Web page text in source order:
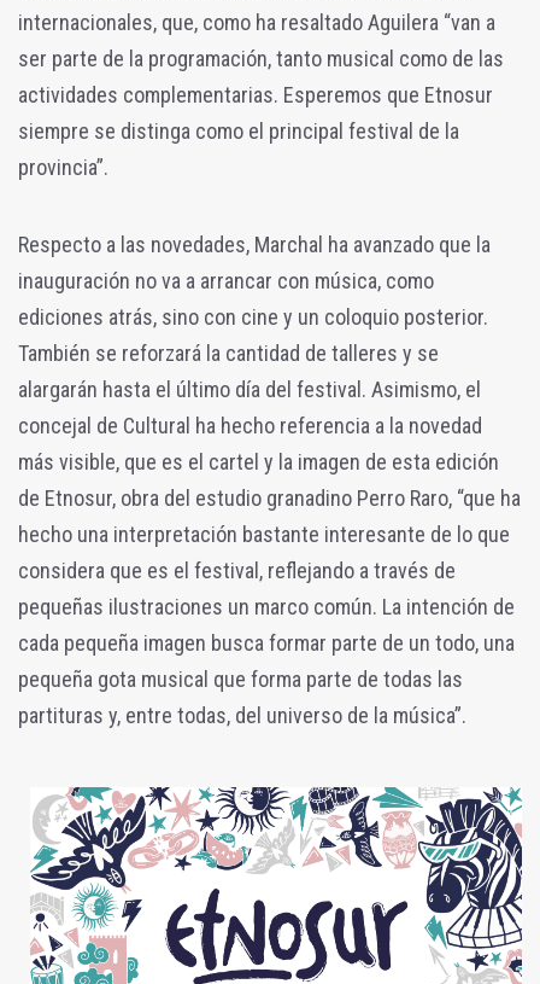
internacionales, que, como ha resaltado Aguilera “van a
ser parte de la programación, tanto musical como de las
actividades complementarias. Esperemos que Etnosur
siempre se distinga como el principal festival de la
provincia”.
Respecto a las novedades, Marchal ha avanzado que la
inauguración no va a arrancar con música, como
ediciones atrás, sino con cine y un coloquio posterior.
También se reforzará la cantidad de talleres y se
alargarán hasta el último día del festival. Asimismo, el
concejal de Cultural ha hecho referencia a la novedad
más visible, que es el cartel y la imagen de esta edición
de Etnosur, obra del estudio granadino Perro Raro, “que ha
hecho una interpretación bastante interesante de lo que
considera que es el festival, reflejando a través de
pequeñas ilustraciones un marco común. La intención de
cada pequeña imagen busca formar parte de un todo, una
pequeña gota musical que forma parte de todas las
partituras y, entre todas, del universo de la música”.